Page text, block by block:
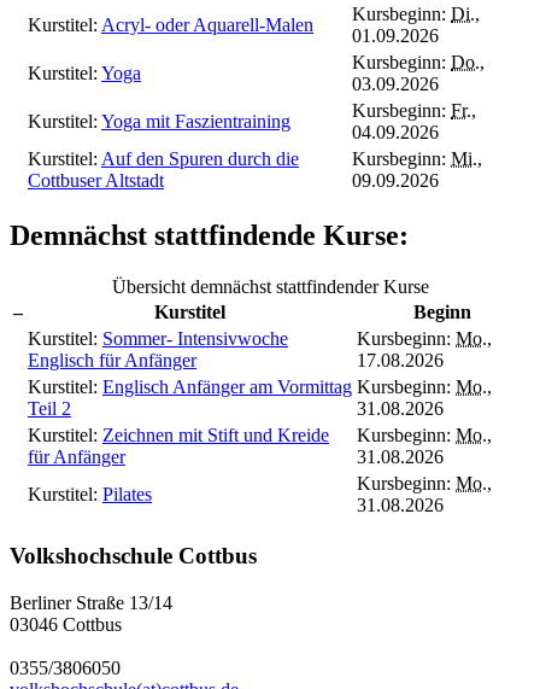
Kurstitel: Acryl- oder Aquarell-Malen
Kursbeginn: Di.,
01.09.2026
Kurstitel: Yoga
Kursbeginn: Do.,
03.09.2026
Kurstitel: Yoga mit Faszientraining
Kursbeginn: Fr.,
04.09.2026
Kurstitel: Auf den Spuren durch die
Cottbuser Altstadt
Kursbeginn: Mi.,
09.09.2026
Demnächst stattfindende Kurse:
Übersicht demnächst stattfindender Kurse
–
Kurstitel
Beginn
Kurstitel: Sommer- Intensivwoche
Englisch für Anfänger
Kursbeginn: Mo.,
17.08.2026
Kurstitel: Englisch Anfänger am Vormittag
Teil 2
Kursbeginn: Mo.,
31.08.2026
Kurstitel: Zeichnen mit Stift und Kreide
für Anfänger
Kursbeginn: Mo.,
31.08.2026
Kurstitel: Pilates
Kursbeginn: Mo.,
31.08.2026
Volkshochschule Cottbus
Berliner Straße 13/14
03046 Cottbus
0355/3806050